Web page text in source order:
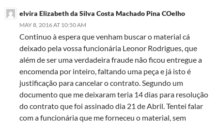
elvira Elizabeth da Silva Costa Machado Pina COelho
MAY 8, 2016 AT 10:50 AM
Continuo à espera que venham buscar o material cá
deixado pela vossa funcionária Leonor Rodrigues, que
além de ser uma verdadeira fraude não ficou entregue a
encomenda por inteiro, faltando uma peça e já isto é
justificação para cancelar o contrato. Segundo um
documento que me deixaram teria 14 dias para resolução
do contrato que foi assinado dia 21 de Abril. Tentei falar
com a funcionária que me forneceu o material, sem